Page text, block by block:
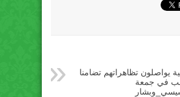
يواصلون تظاهراتهم تضامنا
في جمعة